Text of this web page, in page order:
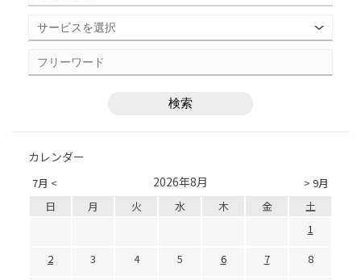
カレンダー
7月 < > 9月
2026年8月
日 月 火 水 木 金
土
1
2
3 4 5 6 7
8